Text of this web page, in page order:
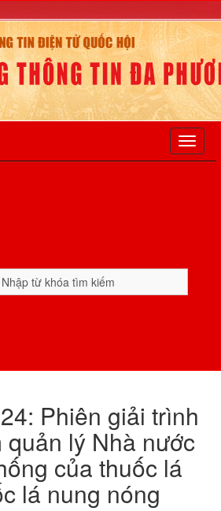
Phiên giải trình
quản lý Nhà nước
của thuốc lá
lá nung nóng